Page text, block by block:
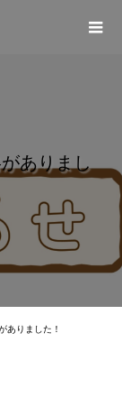
ありまし
ありました！